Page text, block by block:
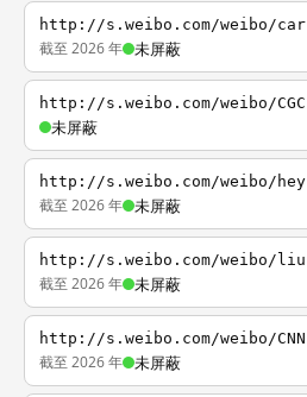
http://s.weibo.com/weibo/car
截至 2026 年 未屏蔽
http://s.weibo.com/weibo/CGC
未屏蔽
http://s.weibo.com/weibo/hey
截至 2026 年 未屏蔽
http://s.weibo.com/weibo/liu
截至 2026 年 未屏蔽
http://s.weibo.com/weibo/CNN
截至 2026 年 未屏蔽